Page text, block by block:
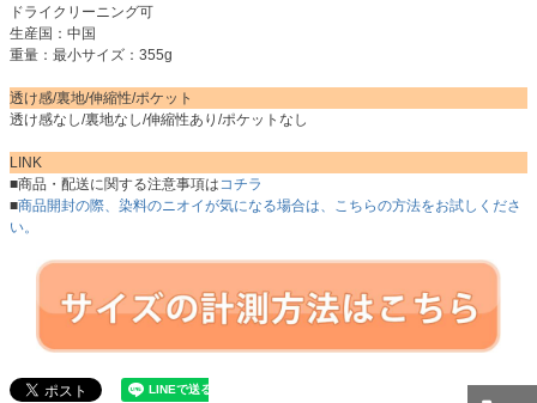
ドライクリーニング可
生産国：中国
重量：最小サイズ：355g
透け感/裏地/伸縮性/ポケット
透け感なし/裏地なし/伸縮性あり/ポケットなし
LINK
■商品・配送に関する注意事項はコチラ
■商品開封の際、染料のニオイが気になる場合は、こちらの方法をお試しくださ
い。